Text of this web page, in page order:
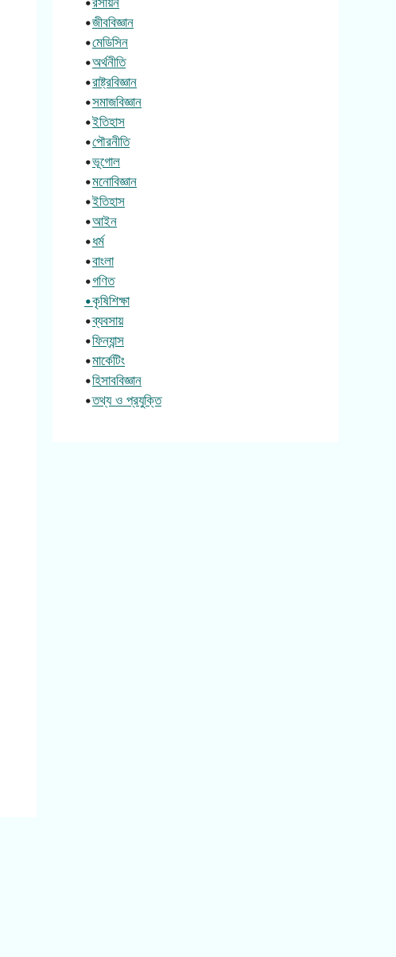
•জীববিজ্ঞান
•মেডিসিন
•অর্থনীতি
•রাষ্ট্রবিজ্ঞান
•সমাজবিজ্ঞান
•ইতিহাস
•পৌরনীতি
•ভূগোল
•মনোবিজ্ঞান
•ইতিহাস
•আইন
•ধর্ম
•বাংলা
•গণিত
•কৃষিশিক্ষা
•ব্যবসায়
•ফিন্যান্স
•মার্কেটিং
•হিসাববিজ্ঞান
•তথ্য ও প্রযুক্তি